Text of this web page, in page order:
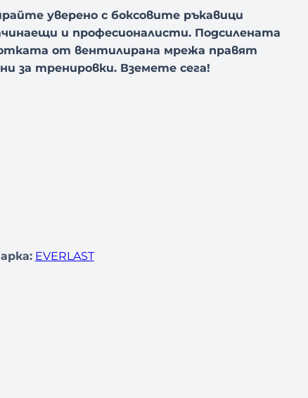
уверено с боксовите ръкавици
и професионалисти. Подсилената
от вентилирана мрежа правят
за тренировки. Вземете сега!
EVERLAST